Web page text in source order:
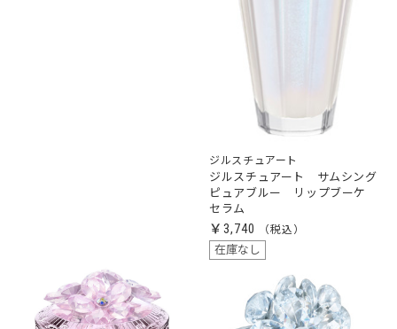
ジルスチュアート
ジルスチュアート サムシング
ピュアブルー リップブーケ
セラム
￥3,740
在庫なし